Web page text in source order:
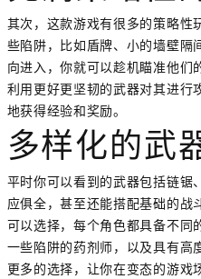
其次，这款游戏有很多的策略性
些陷阱，比如盾牌、小的墙壁隔
向进入，你就可以趁机瞄准他们
利用更好更坚韧的武器对其进行
地获得经验和奖励。
多样化的武
平时你可以看到的武器包括链锯
应俱全，甚至还能搭配基础的战
可以选择，每个角色都具备不同
一些陷阱的药剂师，以及具有高
更多的选择，让你在变态的游戏